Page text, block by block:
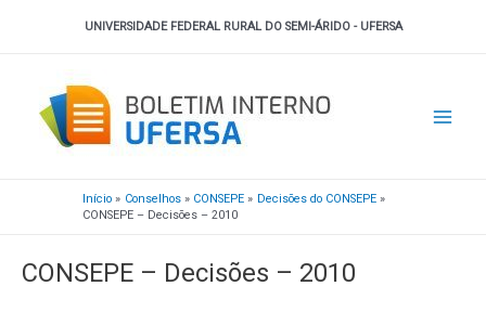
UNIVERSIDADE FEDERAL RURAL DO SEMI-ÁRIDO - UFERSA
Menu
Início Conselhos CONSEPE
Decisões do CONSEPE
CONSEPE – Decisões – 2010
CONSEPE – Decisões – 2010